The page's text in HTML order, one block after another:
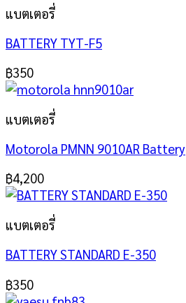
แบตเตอรี่
BATTERY TYT-F5
฿350
แบตเตอรี่
Motorola PMNN 9010AR Battery
฿4,200
แบตเตอรี่
BATTERY STANDARD E-350
฿350